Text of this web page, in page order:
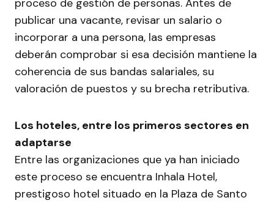
proceso de gestión de personas. Antes de
publicar una vacante, revisar un salario o
incorporar a una persona, las empresas
deberán comprobar si esa decisión mantiene la
coherencia de sus bandas salariales, su
valoración de puestos y su brecha retributiva.
Los hoteles, entre los primeros sectores en
adaptarse
Entre las organizaciones que ya han iniciado
este proceso se encuentra Inhala Hotel,
prestigoso hotel situado en la Plaza de Santo